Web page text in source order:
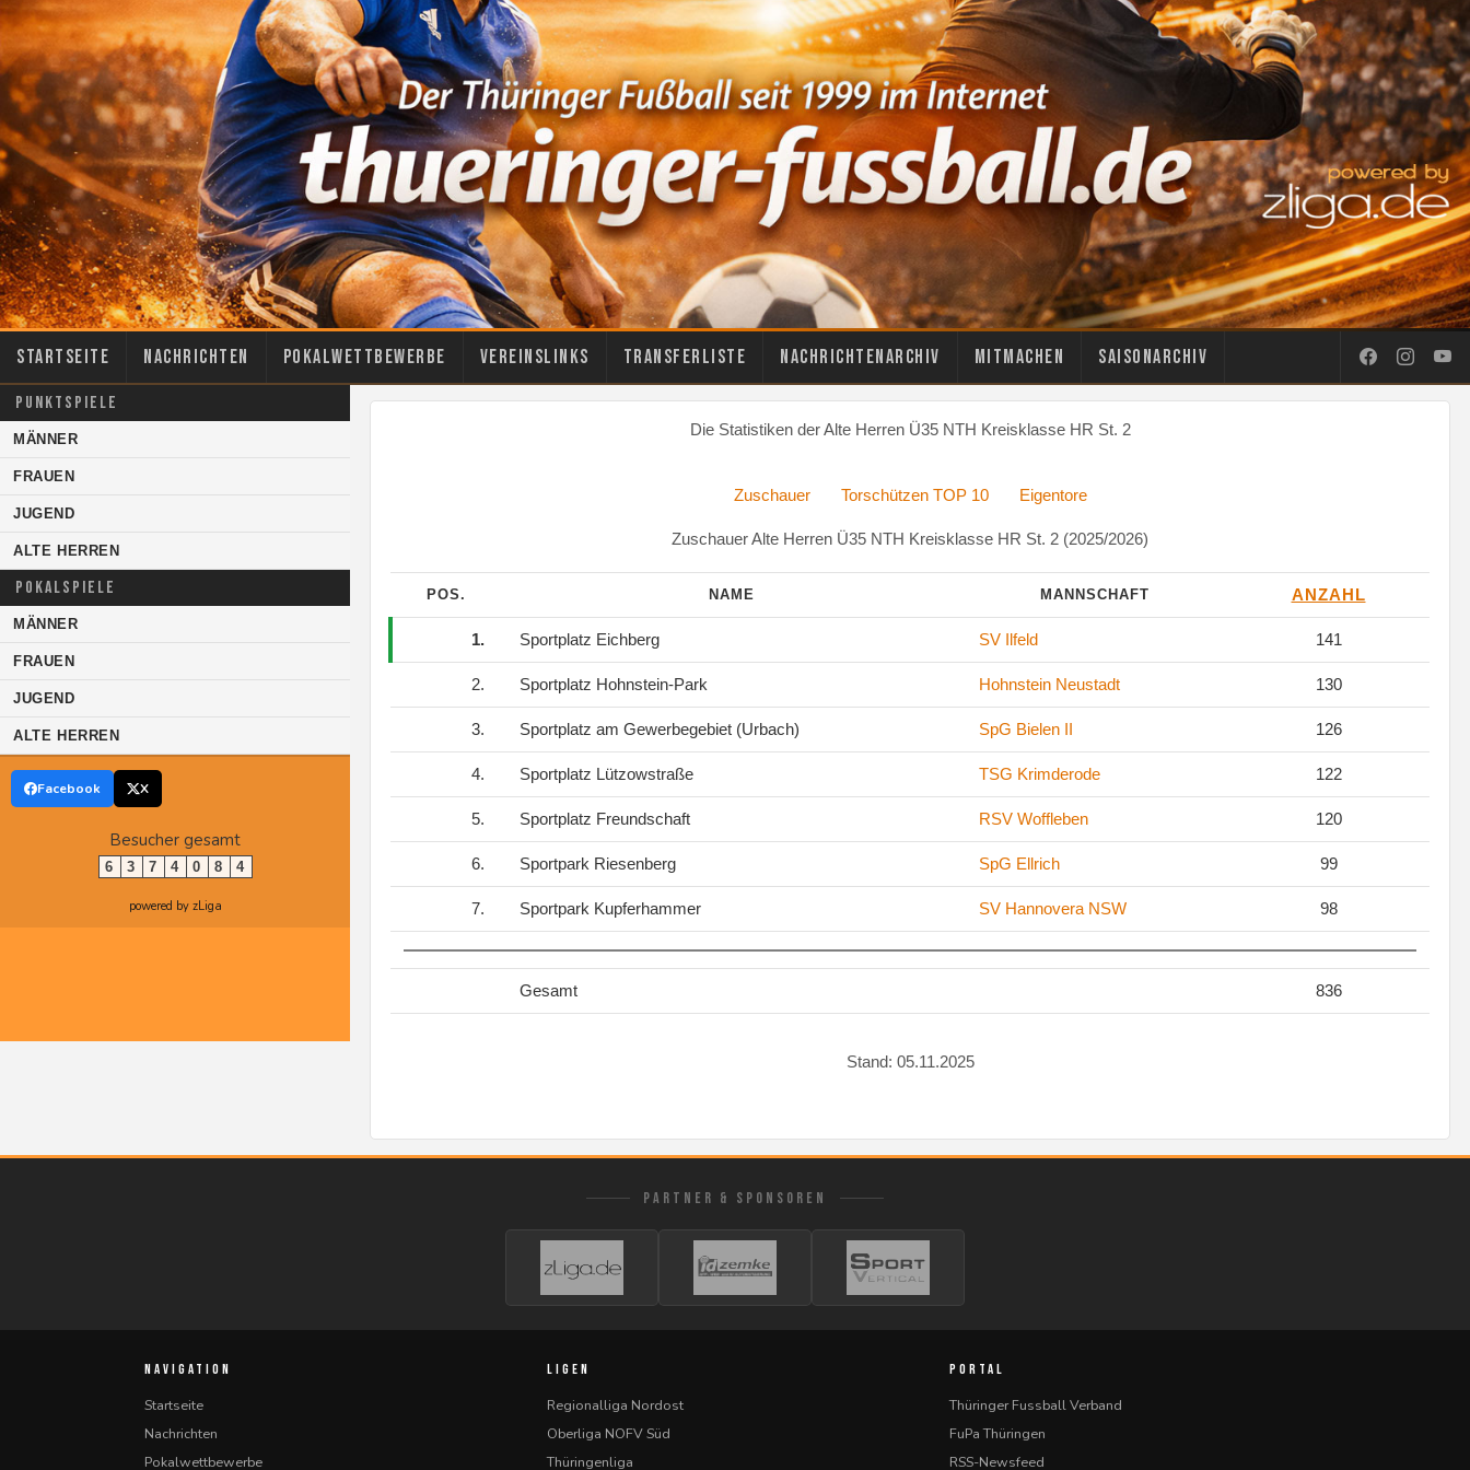
Startseite Nachrichten Pokalwettbewerbe Vereinslinks Transferliste Nachrichtenarchiv Mitmachen Saisonarchiv
PUNKTSPIELE
MÄNNER
FRAUEN
JUGEND
ALTE HERREN
POKALSPIELE
MÄNNER
FRAUEN
JUGEND
ALTE HERREN
Facebook X
Besucher gesamt
6 3 7 4 0 8 4
powered by zLiga
Die Statistiken der Alte Herren Ü35 NTH Kreisklasse HR St. 2
Zuschauer Torschützen TOP 10 Eigentore
Zuschauer Alte Herren Ü35 NTH Kreisklasse HR St. 2 (2025/2026)
POS. NAME MANNSCHAFT ANZAHL
1. Sportplatz Eichberg SV Ilfeld 141
2. Sportplatz Hohnstein-Park Hohnstein Neustadt 130
3. Sportplatz am Gewerbegebiet (Urbach) SpG Bielen II 126
4. Sportplatz Lützowstraße TSG Krimderode 122
5. Sportplatz Freundschaft RSV Woffleben 120
6. Sportpark Riesenberg SpG Ellrich 99
7. Sportpark Kupferhammer SV Hannovera NSW 98
Gesamt 836
Stand: 05.11.2025
PARTNER & SPONSOREN
NAVIGATION
Startseite
Nachrichten
Pokalwettbewerbe
LIGEN
Regionalliga Nordost
Oberliga NOFV Süd
Thüringenliga
PORTAL
Thüringer Fussball Verband
FuPa Thüringen
RSS-Newsfeed